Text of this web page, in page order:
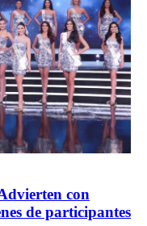
con
de participantes